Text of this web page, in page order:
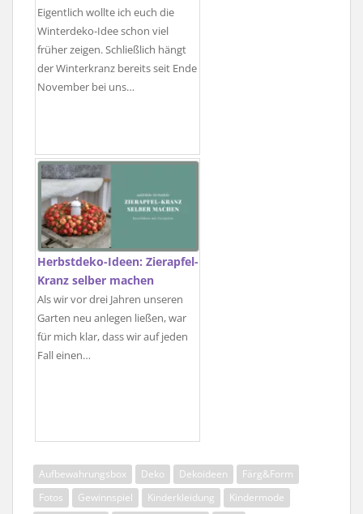
Eigentlich wollte ich euch die
Winterdeko-Idee schon viel
früher zeigen. Schließlich hängt
der Winterkranz bereits seit Ende
November bei uns…
Herbstdeko-Ideen: Zierapfel-
Kranz selber machen
Als wir vor drei Jahren unseren
Garten neu anlegen ließen, war
für mich klar, dass wir auf jeden
Fall einen…
Aufbewahrungsbox Deko Dekoideen
Färg&Form
Fotos
Gewinnspiel Kinderkleidung
Kindermode